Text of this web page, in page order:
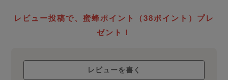
ローハニー
レビュー投稿で、蜜蜂ポイント（38ポイント）プレ
ゼント！
レビューを書く